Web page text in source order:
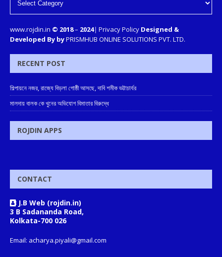
www.rojdin.in © 2018– 2024| Privacy Policy Designed &
Developed By byPRISMHUB ONLINE SOLUTIONS PVT. LTD.
RECENT POST
শিল্পায়নে নজর, রাজ্যে বিড়লা গোষ্ঠী আসছে, দাবি শমীক ভট্টাচার্যর
মালদায় বালক কে খুনের অভিযোগ বিমাতার বিরুদ্ধে
ROJDIN APPS
CONTACT
J.B Web (rojdin.in)
3 B Sadananda Road,
Kolkata-700 026
Email: acharya.piyali@gmail.com